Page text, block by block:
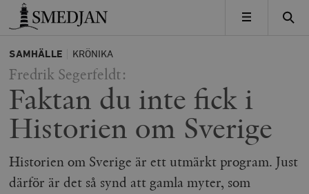
Timbro
MENY
SAMHÄLLE KRÖNIKA
Fredrik Segerfeldt:
Faktan du inte fick i
Historien om Sverige
Historien om Sverige är ett utmärkt program. Just
därför är det så synd att gamla myter, som